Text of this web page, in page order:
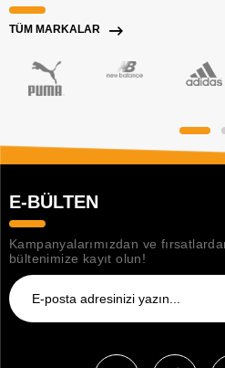
TÜM MARKALAR
E-BÜLTEN
Kampanyalarımızdan ve
bültenimize kayıt olun!